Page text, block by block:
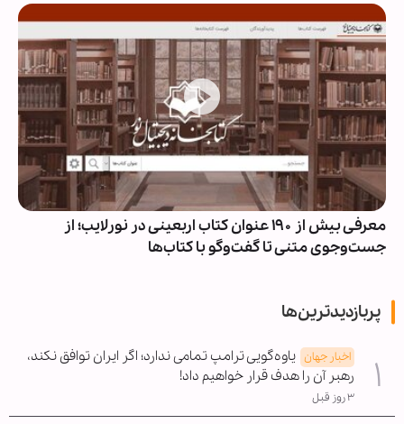
معرفی بیش از ۱۹۰ عنوان کتاب اربعینی در نورلایب؛ از
جست‌وجوی متنی تا گفت‌وگو با کتاب‌ها
پربازدیدترین‌ها
اخبار جهان یاوه‌گویی ترامپ تمامی ندارد؛ اگر ایران توافق نکند،
رهبر آن را هدف قرار خواهیم داد!
۳ روز قبل